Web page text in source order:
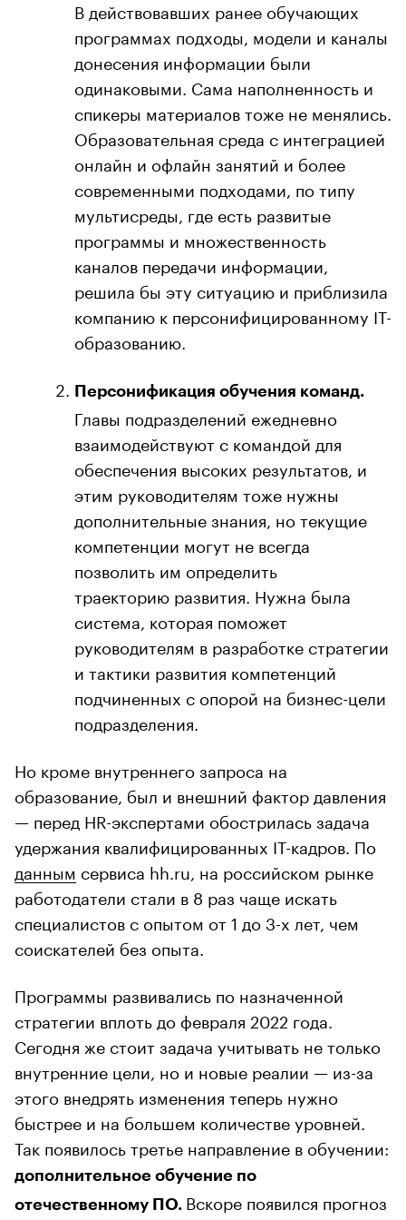
В действовавших ранее обучающих
программах подходы, модели и каналы
донесения информации были
одинаковыми. Сама наполненность и
спикеры материалов тоже не менялись.
Образовательная среда с интеграцией
онлайн и офлайн занятий и более
современными подходами, по типу
мультисреды, где есть развитые
программы и множественность
каналов передачи информации,
решила бы эту ситуацию и приблизила
компанию к персонифицированному IT-
образованию.
Персонификация обучения команд.
Главы подразделений ежедневно
взаимодействуют с командой для
обеспечения высоких результатов, и
этим руководителям тоже нужны
дополнительные знания, но текущие
компетенции могут не всегда
позволить им определить
траекторию развития. Нужна была
система, которая поможет
руководителям в разработке стратегии
и тактики развития компетенций
подчиненных с опорой на бизнес-цели
подразделения.
Но кроме внутреннего запроса на
образование, был и внешний фактор давления
— перед HR-экспертами обострилась задача
удержания квалифицированных IT-кадров. По
данным сервиса hh.ru, на российском рынке
работодатели стали в 8 раз чаще искать
специалистов с опытом от 1 до 3-х лет, чем
соискателей без опыта.
Программы развивались по назначенной
стратегии вплоть до февраля 2022 года.
Сегодня же стоит задача учитывать не только
внутренние цели, но и новые реалии — из-за
этого внедрять изменения теперь нужно
быстрее и на большем количестве уровней.
Так появилось третье направление в обучении:
дополнительное обучение по
отечественному ПО. Вскоре появился прогноз